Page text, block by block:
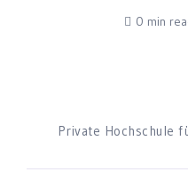
0 min
Private Hochschule